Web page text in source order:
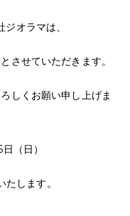
オラマは、
させていただきます。
しくお願い申し上げま
（日）
します。